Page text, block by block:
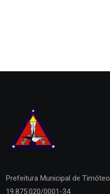
Prefeitura Municipal de Timóteo
19.875.020/0001-34